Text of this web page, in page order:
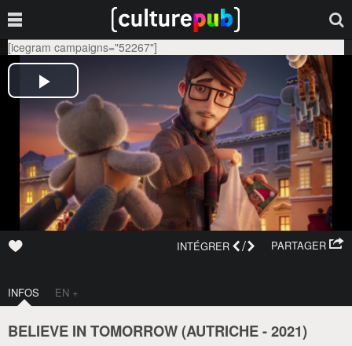
[icegram campaigns="52267"]
PARTAGER
INTÉGRER /
INFOS EN +
BELIEVE IN TOMORROW (AUTRICHE-2021)